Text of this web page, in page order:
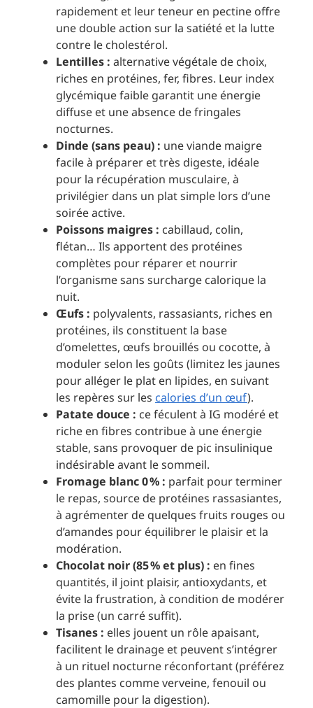
rapidement et leur teneur en pectine offre
une double action sur la satiété et la lutte
contre le cholestérol.
Lentilles : alternative végétale de choix,
riches en protéines, fer, fibres. Leur index
glycémique faible garantit une énergie
diffuse et une absence de fringales
nocturnes.
Dinde (sans peau) : une viande maigre
facile à préparer et très digeste, idéale
pour la récupération musculaire, à
privilégier dans un plat simple lors d’une
soirée active.
Poissons maigres : cabillaud, colin,
flétan… Ils apportent des protéines
complètes pour réparer et nourrir
l’organisme sans surcharge calorique la
nuit.
Œufs : polyvalents, rassasiants, riches en
protéines, ils constituent la base
d’omelettes, œufs brouillés ou cocotte, à
moduler selon les goûts (limitez les jaunes
pour alléger le plat en lipides, en suivant
les repères sur les calories d’un œuf).
Patate douce : ce féculent à IG modéré et
riche en fibres contribue à une énergie
stable, sans provoquer de pic insulinique
indésirable avant le sommeil.
Fromage blanc 0 % : parfait pour terminer
le repas, source de protéines rassasiantes,
à agrémenter de quelques fruits rouges ou
d’amandes pour équilibrer le plaisir et la
modération.
Chocolat noir (85 % et plus) : en fines
quantités, il joint plaisir, antioxydants, et
évite la frustration, à condition de modérer
la prise (un carré suffit).
Tisanes : elles jouent un rôle apaisant,
facilitent le drainage et peuvent s’intégrer
à un rituel nocturne réconfortant (préférez
des plantes comme verveine, fenouil ou
camomille pour la digestion).